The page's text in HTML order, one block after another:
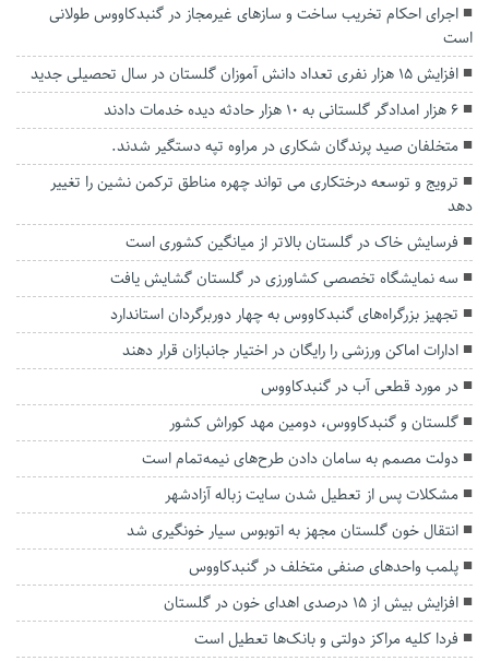
اجرای احکام تخریب ساخت و سازهای غیرمجاز در گنبدکاووس طولانی
است
افزایش ۱۵ هزار نفری تعداد دانش آموزان گلستان در سال تحصیلی جدید
۶ هزار امدادگر گلستانی به ۱۰ هزار حادثه دیده خدمات دادند
متخلفان صید پرندگان شکاری در مراوه تپه دستگیر شدند.
ترویج و توسعه درختکاری می تواند چهره مناطق ترکمن نشین را تغییر
دهد
فرسایش خاک در گلستان بالاتر از میانگین کشوری است
سه نمایشگاه تخصصی کشاورزی در گلستان گشایش یافت
تجهیز بزرگراه‌های گنبدکاووس به چهار دوربرگردان‌ استاندارد
ادارات اماکن ورزشی را رایگان در اختیار جانبازان قرار دهند
در مورد قطعی آب در گنبدکاووس
گلستان و گنبدکاووس، دومین مهد کوراش کشور
دولت مصمم به سامان دادن طرح‌های نیمه‌تمام است
مشکلات پس از تعطیل شدن سایت زباله آزادشهر
انتقال خون گلستان مجهز به اتوبوس سیار خونگیری شد
پلمب واحد‌های صنفی متخلف در گنبدکاووس
افزایش بیش از ۱۵ درصدی اهدای خون در گلستان
فردا کلیه مراکز دولتی و بانک‌ها تعطیل است